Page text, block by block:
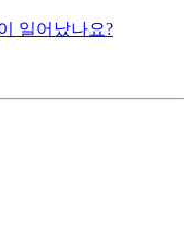
일어났나요?